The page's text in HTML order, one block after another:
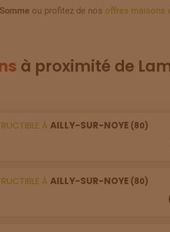
ou profitez de nos offres maisons
à proximité de
À AILLY-SUR-NOYE (80)
À AILLY-SUR-NOYE (80)